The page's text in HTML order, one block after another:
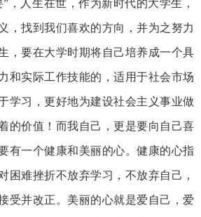
，人生在世，作为新时代的大学生，
，找到我们喜欢的方向，并为之努力
，要在大学时期将自己培养成一个具
和实际工作技能的，适用于社会市场
学习，更好地为建设社会主义事业做
的价值！而我自己，更是要向自己喜
有一个健康和美丽的心。健康的心指
困难挫折不放弃学习，不放弃自己，
受并改正。美丽的心就是爱自己，爱